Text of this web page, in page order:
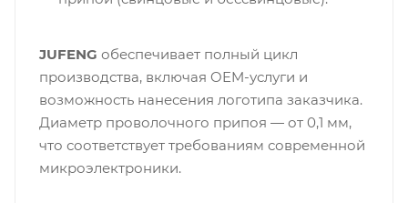
JUFENG обеспечивает полный цикл
производства, включая OEM-услуги и
возможность нанесения логотипа заказчика.
Диаметр проволочного припоя — от 0,1 мм,
что соответствует требованиям современной
микроэлектроники.